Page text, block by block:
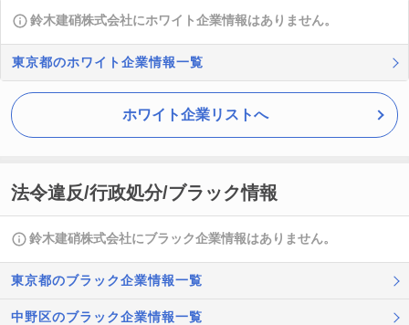
鈴木建硝株式会社にホワイト企業情報はありません。
東京都のホワイト企業情報一覧
ホワイト企業リストへ
法令違反/行政処分/ブラック情報
鈴木建硝株式会社にブラック企業情報はありません。
東京都のブラック企業情報一覧
中野区のブラック企業情報一覧